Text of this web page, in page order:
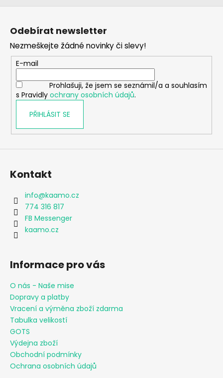
Z
Odebírat newsletter
Nezmeškejte žádné novinky či slevy!
E-mail
Prohlašuji, že jsem se seznámil/a a souhlasím
s Pravidly ochrany osobních údajů.
PŘIHLÁSIT SE
Kontakt
info@kaamo.cz
774 316 817
FB Messenger
kaamo.cz
Informace pro vás
O nás - Naše mise
Dopravy a platby
Vracení a výměna zboží zdarma
Tabulka velikostí
GOTS
Výdejna zboží
Obchodní podmínky
Ochrana osobních údajů